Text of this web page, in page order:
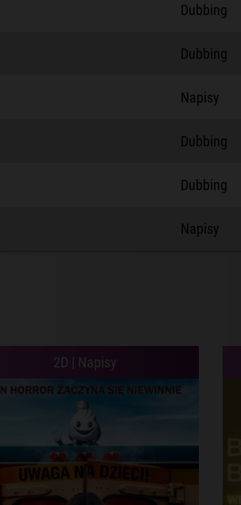
Dubbing
Dubbing
Napisy
Dubbing
Dubbing
Napisy
2D | Napisy